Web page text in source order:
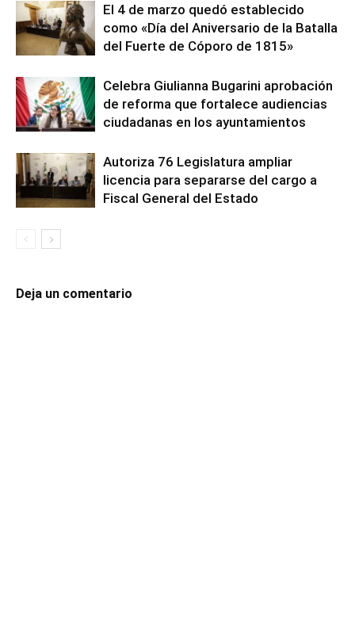
El 4 de marzo quedó establecido
como «Día del Aniversario de la Batalla
del Fuerte de Cóporo de 1815»
Celebra Giulianna Bugarini aprobación
de reforma que fortalece audiencias
ciudadanas en los ayuntamientos
Autoriza 76 Legislatura ampliar
licencia para separarse del cargo a
Fiscal General del Estado
Deja un comentario